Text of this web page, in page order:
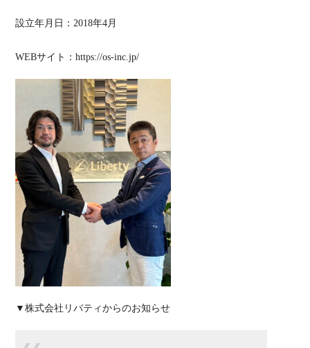
設立年月日：2018年4月
WEBサイト：https://os-inc.jp/
▼株式会社リバティからのお知らせ